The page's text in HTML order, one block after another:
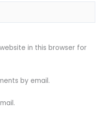
in this browser for
by email.